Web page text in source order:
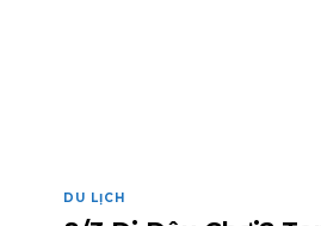
DU LỊCH